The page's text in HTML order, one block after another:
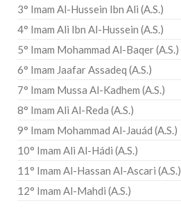
3° Imam Al-Hussein Ibn Ali (A.S.)
4° Imam Ali Ibn Al-Hussein (A.S.)
5° Imam Mohammad Al-Baqer (A.S.)
6° Imam Jaafar Assadeq (A.S.)
7° Imam Mussa Al-Kadhem (A.S.)
8° Imam Ali Al-Reda (A.S.)
9° Imam Mohammad Al-Jauád (A.S.)
10° Imam Ali Al-Hádi (A.S.)
11° Imam Al-Hassan Al-Ascari (A.S.)
12° Imam Al-Mahdi (A.S.)